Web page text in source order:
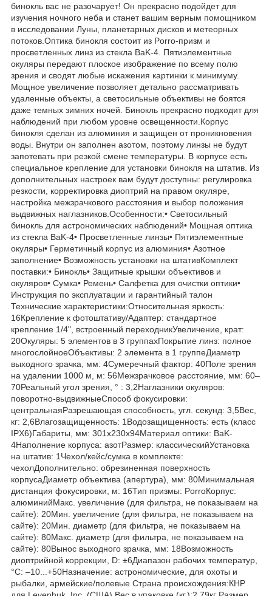
бинокль вас не разочарует! Он прекрасно подойдет для
изучения ночного неба и станет вашим верным помощником
в исследовании Луны, планетарных дисков и метеорных
потоков.Оптика бинокля состоит из Porro-призм и
просветленных линз из стекла BaK-4. Пятиэлементные
окуляры передают плоское изображение по всему полю
зрения и сводят любые искажения картинки к минимуму.
Мощное увеличение позволяет детально рассматривать
удаленные объекты, а светосильные объективы не боятся
даже темных зимних ночей. Бинокль прекрасно подходит для
наблюдений при любом уровне освещенности.Корпус
бинокля сделан из алюминия и защищен от проникновения
воды. Внутри он заполнен азотом, поэтому линзы не будут
запотевать при резкой смене температуры. В корпусе есть
специальное крепление для установки бинокля на штатив. Из
дополнительных настроек вам будут доступны: регулировка
резкости, корректировка диоптрий на правом окуляре,
настройка межзрачкового расстояния и выбор положения
выдвижных наглазников.Особенности:• Светосильный
бинокль для астрономических наблюдений• Мощная оптика
из стекла BaK-4• Просветленные линзы• Пятиэлементные
окуляры• Герметичный корпус из алюминия• Азотное
заполнение• Возможность установки на штативКомплект
поставки:• Бинокль• Защитные крышки объективов и
окуляров• Сумка• Ремень• Салфетка для очистки оптики•
Инструкция по эксплуатации и гарантийный талон
Технические характеристики:Относительная яркость:
16Крепление к фотоштативу/Адаптер: стандартное
крепление 1/4", встроенный переходникУвеличение, крат:
20Окуляры: 5 элементов в 3 группахПокрытие линз: полное
многослойноеОбъективы: 2 элемента в 1 группеДиаметр
выходного зрачка, мм: 4Сумеречный фактор: 40Поле зрения
на удалении 1000 м, м: 56Межзрачковое расстояние, мм: 60–
70Реальный угол зрения, ° : 3,2Наглазники окуляров:
поворотно-выдвижныеСпособ фокусировки:
центральнаяРазрешающая способность, угл. секунд: 3,5Вес,
кг: 2,6Влагозащищенность: 1Водозащищенность: есть (класс
IPX6)Габариты, мм: 301x230x94Материал оптики: BaK-
4Наполнение корпуса: азотРазмер: классическийУстановка
на штатив: 1Чехол/кейс/сумка в комплекте:
чехолДополнительно: обрезиненная поверхность
корпусаДиаметр объектива (апертура), мм: 80Минимальная
дистанция фокусировки, м: 16Тип призмы: PorroКорпус:
алюминийМакс. увеличение (для фильтра, не показываем на
сайте): 20Мин. увеличение (для фильтра, не показываем на
сайте): 20Мин. диаметр (для фильтра, не показываем на
сайте): 80Макс. диаметр (для фильтра, не показываем на
сайте): 80Вынос выходного зрачка, мм: 18Возможность
диоптрийной коррекции, D: ±6Диапазон рабочих температур,
°С: –10...+50Назначение: астрономические, для охоты и
рыбалки, армейские/полевые Страна происхождения:КНР